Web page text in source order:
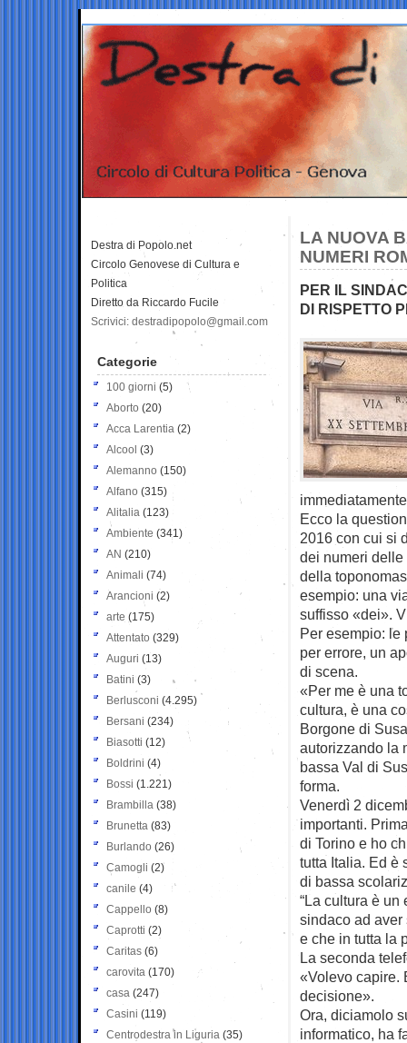
LA NUOVA
NUMERI
PER IL
DI RISPETTO
Ecco la
2016 con cui si
dei numeri delle
della
esempio: una
suffisso «dei».
Per esempio: le
per errore, un
di scena.
«Per me è una
cultura, è una
Borgone di
autorizzando la
bassa Val di
forma.
Venerdì 2
importanti.
di Torino e ho
tutta Italia. Ed è
di bassa
“La cultura è un
sindaco ad aver
e che in tutta la
La seconda
«Volevo capire.
decisione».
Ora, diciamolo
informatico, ha
Destra di Popolo.net
Circolo Genovese di Cultura e
Politica
Diretto da Riccardo Fucile
Scrivici: destradipopolo@gmail.com
Categorie
100 giorni (5)
Aborto (20)
Acca Larentia (2)
Alcool (3)
Alemanno (150)
Alfano (315)
Alitalia (123)
Ambiente (341)
AN (210)
Animali (74)
Arancioni (2)
arte (175)
Attentato (329)
Auguri (13)
Batini (3)
Berlusconi (4.295)
Bersani (234)
Biasotti (12)
Boldrini (4)
Bossi (1.221)
Brambilla (38)
Brunetta (83)
Burlando (26)
Camogli (2)
canile (4)
Cappello (8)
Caprotti (2)
Caritas (6)
carovita (170)
casa (247)
Casini (119)
Centrodestra in Liguria (35)